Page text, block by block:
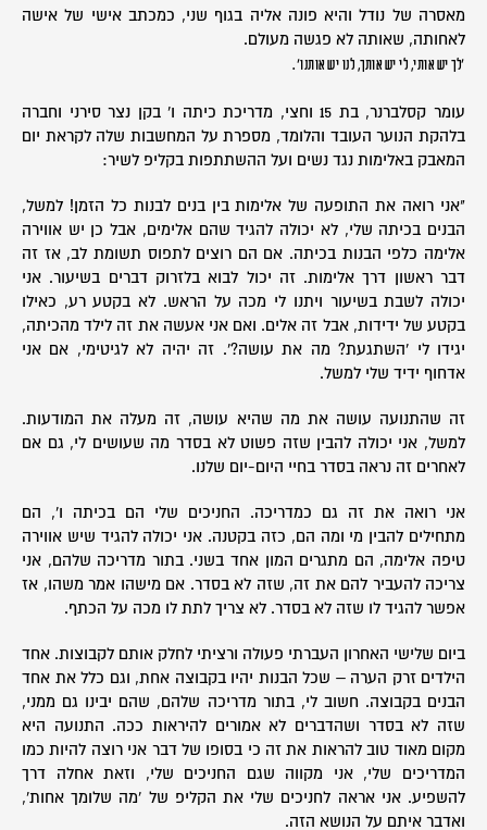
מאסרה של נודל והיא פונה אליה בגוף שני, כמכתב אישי של אישה
לאחותה, שאותה לא פגשה מעולם.
'לך יש אותי, לי יש אותך, לנו יש אותנו'.
עומר קסלברנר, בת 15 וחצי, מדריכת כיתה ו' בקן נצר סירני וחברה
בלהקת הנוער העובד והלומד, מספרת על המחשבות שלה לקראת יום
המאבק באלימות נגד נשים ועל ההשתתפות בקליפ לשיר:
"אני רואה את התופעה של אלימות בין בנים לבנות כל הזמן! למשל,
הבנים בכיתה שלי, לא יכולה להגיד שהם אלימים, אבל כן יש אווירה
אלימה כלפי הבנות בכיתה. אם הם רוצים לתפוס תשומת לב, אז זה
דבר ראשון דרך אלימות. זה יכול לבוא בלזרוק דברים בשיעור. אני
יכולה לשבת בשיעור ויתנו לי מכה על הראש. לא בקטע רע, כאילו
בקטע של ידידות, אבל זה אלים. ואם אני אעשה את זה לילד מהכיתה,
יגידו לי 'השתגעת? מה את עושה?'. זה יהיה לא לגיטימי, אם אני
אדחוף ידיד שלי למשל.
זה שהתנועה עושה את מה שהיא עושה, זה מעלה את המודעות.
למשל, אני יכולה להבין שזה פשוט לא בסדר מה שעושים לי, גם אם
לאחרים זה נראה בסדר בחיי היום-יום שלנו.
אני רואה את זה גם כמדריכה. החניכים שלי הם בכיתה ו', הם
מתחילים להבין מי ומה הם, כזה בקטנה. אני יכולה להגיד שיש אווירה
טיפה אלימה, הם מתגרים המון אחד בשני. בתור מדריכה שלהם, אני
צריכה להעביר להם את זה, שזה לא בסדר. אם מישהו אמר משהו, אז
אפשר להגיד לו שזה לא בסדר. לא צריך לתת לו מכה על הכתף.
ביום שלישי האחרון העברתי פעולה ורציתי לחלק אותם לקבוצות. אחד
הילדים זרק הערה – שכל הבנות יהיו בקבוצה אחת, וגם כלל את אחד
הבנים בקבוצה. חשוב לי, בתור מדריכה שלהם, שהם יבינו גם ממני,
שזה לא בסדר ושהדברים לא אמורים להיראות ככה. התנועה היא
מקום מאוד טוב להראות את זה כי בסופו של דבר אני רוצה להיות כמו
המדריכים שלי, אני מקווה שגם החניכים שלי, וזאת אחלה דרך
להשפיע. אני אראה לחניכים שלי את הקליפ של 'מה שלומך אחות',
ואדבר איתם על הנושא הזה.